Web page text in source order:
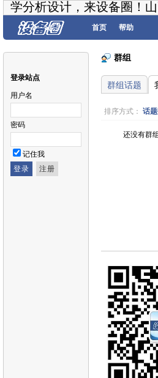
学分析设计，来设备圈！
首页 帮助
登录站点
用户名
密码
记住我
群组
群组话题
排序方式： 话
还没有群组